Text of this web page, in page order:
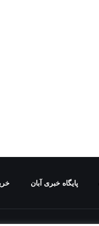
پایگاه خبری آبان